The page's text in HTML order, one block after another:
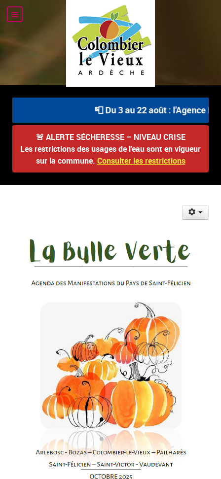
📮 Du 3 au 22 août : l'Agence
🚨 ALERTE SÉCHERESSE – NIVEAU CRISE
Les restrictions des usages de l'eau sont en vigueur
sur la commune. Consulter les restrictions